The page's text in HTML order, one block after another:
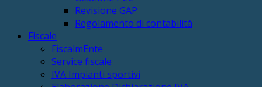
Revisione GAP
Regolamento di contabilità
Fiscale
FiscalmEnte
Service fiscale
IVA Impianti sportivi